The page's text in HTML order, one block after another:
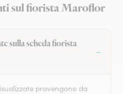
sul fiorista Maroflor
sulla scheda fiorista
provengono da